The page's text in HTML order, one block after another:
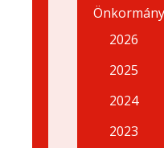
2026
2025
2024
2023